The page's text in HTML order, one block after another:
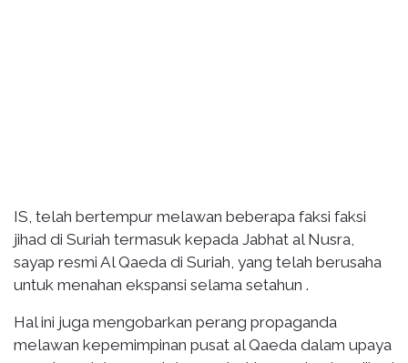
IS, telah bertempur melawan beberapa faksi faksi
jihad di Suriah termasuk kepada Jabhat al Nusra,
sayap resmi Al Qaeda di Suriah, yang telah berusaha
untuk menahan ekspansi selama setahun .
Hal ini juga mengobarkan perang propaganda
melawan kepemimpinan pusat al Qaeda dalam upaya